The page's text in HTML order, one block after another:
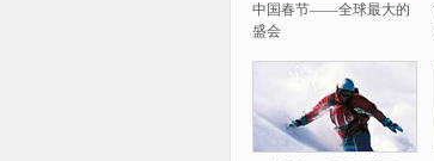
中国春节——全球最大的
盛会